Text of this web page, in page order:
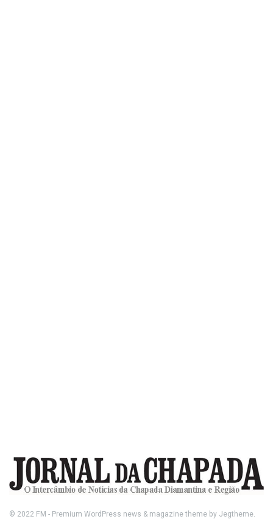
© 2022 FM - Premium WordPress news & magazine theme by Jegtheme.